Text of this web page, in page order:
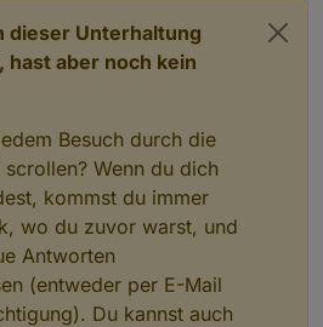
dieser Unterhaltung
aber noch kein
Besuch durch die
Wenn du dich
kommst du immer
wo du zuvor warst, und
Antworten
(entweder per E-Mail
Du kannst auch